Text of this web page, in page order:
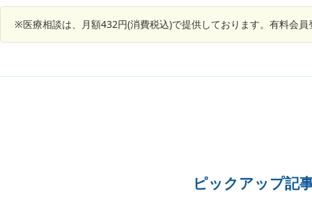
す。その時退院してから1ヶ月以上、おへそ周り
だけ筋肉痛のような痛みやつっぱり感があり、今
月以上経つので今頃傷がどうこうというのはない
らい、ひどい便秘が続き手術後に快便に戻ったと
いう経緯もあり、便秘とお腹周りの変化に敏感に
ことの
の痛み)
※医療相談は、月額432円(消費税込)で提供しております。有料会
ピックアップ記